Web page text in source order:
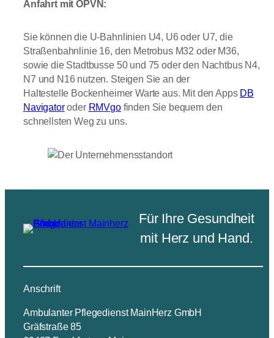
Anfahrt mit ÖPVN:
Sie können die U-Bahnlinien U4, U6 oder U7, die
Straßenbahnlinie 16, den Metrobus M32 oder M36,
sowie die Stadtbusse 50 und 75 oder den Nachtbus N4,
N7 und N16 nutzen. Steigen Sie an der
Haltestelle Bockenheimer Warte aus. Mit den Apps DB
Navigatoroder RMVgofinden Sie bequem den
schnellsten Weg zu uns.
Für Ihre Gesundheit
mit Herz und Hand.
Anschrift
Ambulanter Pflegedienst MainHerz GmbH
Gräfstraße 85